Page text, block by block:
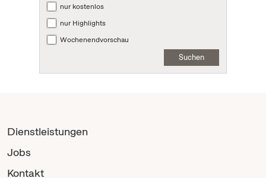
nur kostenlos
nur Highlights
Wochenendvorschau
Suchen
Dienstleistungen
Jobs
Kontakt